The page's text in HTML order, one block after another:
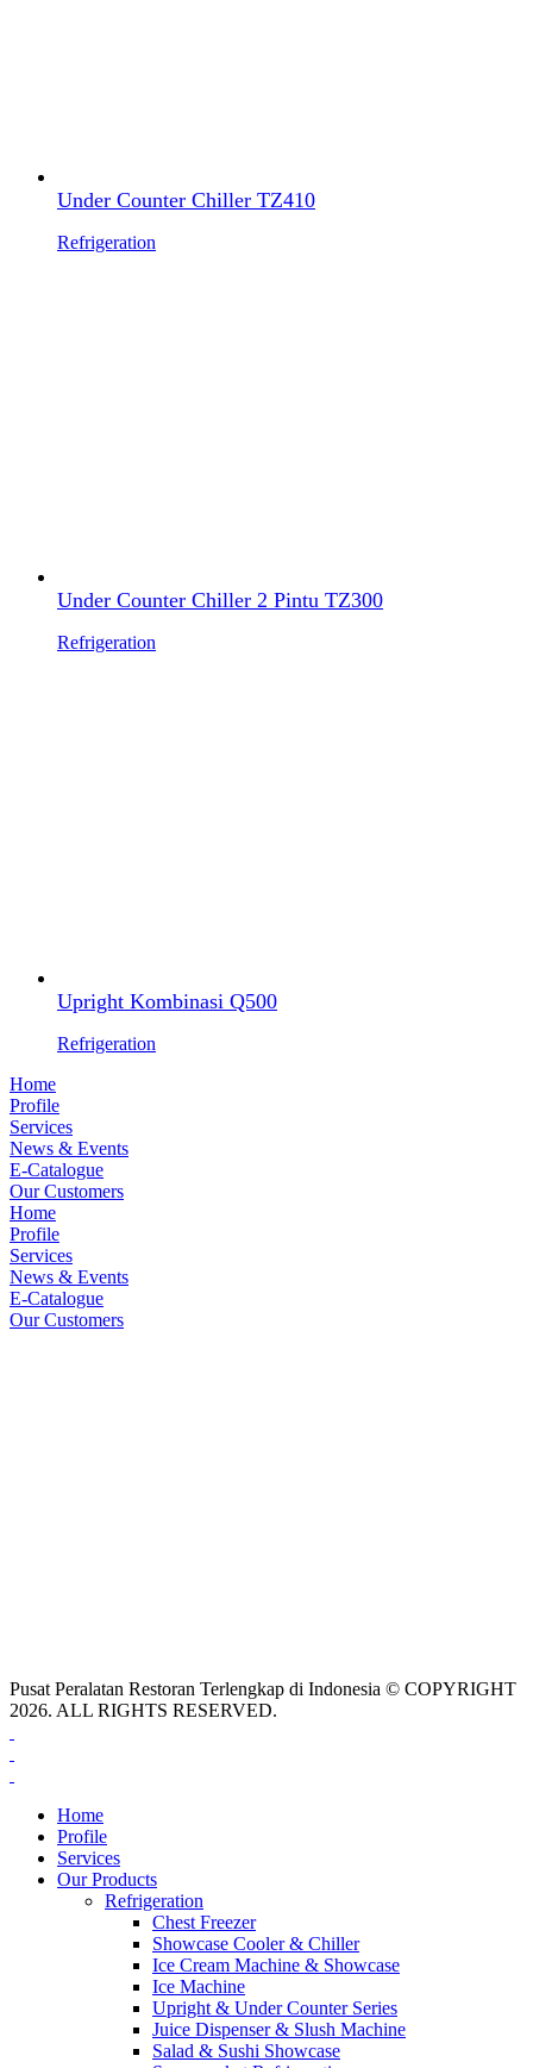
Under Counter Chiller TZ410
Refrigeration
Under Counter Chiller 2 Pintu TZ300
Refrigeration
Upright Kombinasi Q500
Refrigeration
Home
Profile
Services
News & Events
E-Catalogue
Our Customers
Home
Profile
Services
News & Events
E-Catalogue
Our Customers
Pusat Peralatan Restoran Terlengkap di Indonesia © COPYRIGHT
2026. ALL RIGHTS RESERVED.
Home
Profile
Services
Our Products
Refrigeration
Chest Freezer
Showcase Cooler & Chiller
Ice Cream Machine & Showcase
Ice Machine
Upright & Under Counter Series
Juice Dispenser & Slush Machine
Salad & Sushi Showcase